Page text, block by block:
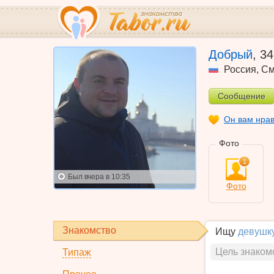
Был вчера в 10:35
Добрый, 34
Россия,
Сообщение
Он вам
Фото
1
Фото
Знакомство
Типаж
Ищу
Цель